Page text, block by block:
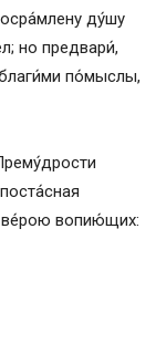
ду́шу
но предвари́,
по́мыслы,
вопию́щих: